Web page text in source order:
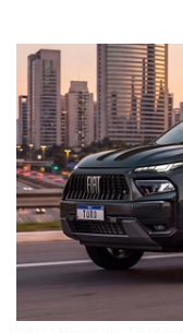
ADESIVOS
Os adesivos